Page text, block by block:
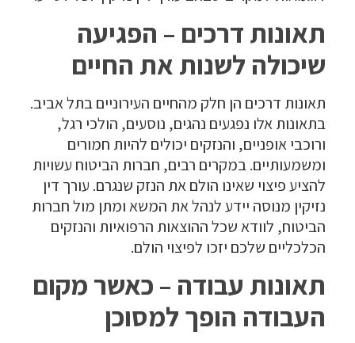
תאונות דרכים – הפגיעה
שיכולה לשנות את החיים
תאונות דרכים הן חלק מהחיים העירוניים בתל אביב.
בתאונות אלו נפגעים נהגים, נוסעים, הולכי רגל,
ורוכבי אופניים, והנזקים יכולים להיות חמורים
ומשמעותיים. במקרים רבים, חברות הביטוח עשויות
להציע פיצוי שאינו הולם את הנזק שנגרם. עורך דין
נזיקין מנוסה יידע לנהל את המשא ומתן מול חברות
הביטוח, לוודא שכל ההוצאות הרפואיות והנזקים
הכלכליים שלכם יזכו לפיצוי הולם.
תאונות עבודה – כאשר מקום
העבודה הופך למסוכן